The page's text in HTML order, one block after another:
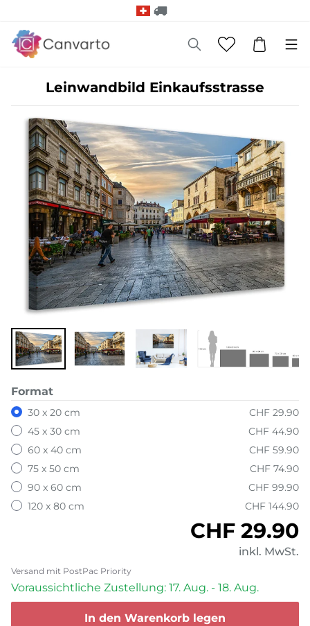
Leinwandbild Einkaufsstrasse
Format
30 x 20 cm
CHF 29.90
45 x 30 cm
CHF 44.90
60 x 40 cm
CHF 59.90
75 x 50 cm
CHF 74.90
90 x 60 cm
CHF 99.90
120 x 80 cm
CHF 144.90
Normaler
CHF 29.90
inkl. MwSt.
Versand mit PostPac Priority
Voraussichtliche Zustellung: 17. Aug. - 18. Aug.
In den Warenkorb legen